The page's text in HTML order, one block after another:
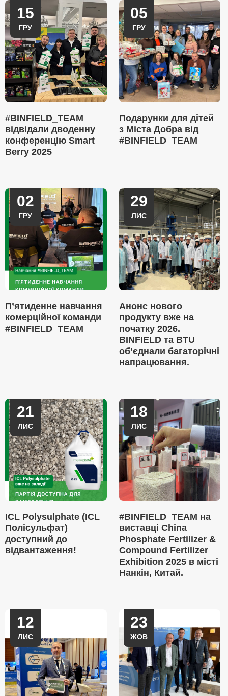
15
ГРУ
#BINFIELD_TEAM
відвідали дводенну
конференцію Smart
Berry 2025
05
ГРУ
Подарунки для дітей
з Міста Добра від
#BINFIELD_TEAM
02
ГРУ
П’ятиденне навчання
комерційної команди
#BINFIELD_TEAM
29
ЛИС
Анонс нового
продукту вже на
початку 2026.
BINFIELD та BTU
об’єднали багаторічні
напрацювання.
21
ЛИС
ICL Polysulphate (ICL
Полісульфат)
доступний до
відвантаження!
18
ЛИС
#BINFIELD_TEAM на
виставці China
Phosphate Fertilizer &
Compound Fertilizer
Exhibition 2025 в місті
Нанкін, Китай.
12
ЛИС
23
ЖОВ